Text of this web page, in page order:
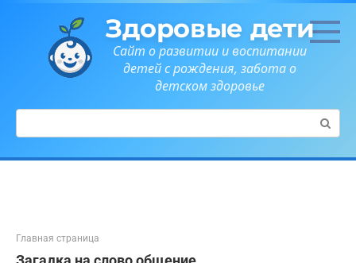
Здоровые дети
Сайт о развитии и воспитании
детей с рождения, забота о
детском здоровье
Поиск:
Главная страница